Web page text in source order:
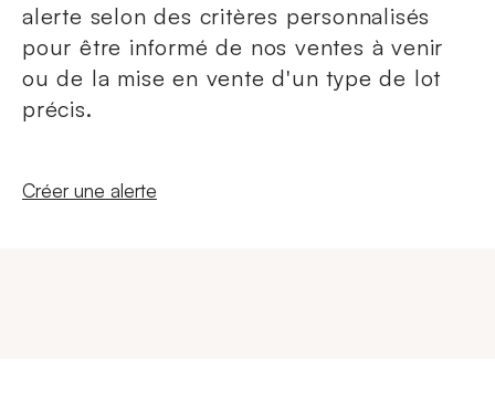
alerte selon des critères personnalisés
pour être informé de nos ventes à venir
ou de la mise en vente d'un type de lot
précis.
Nouvelle fenêtre
Créer une alerte